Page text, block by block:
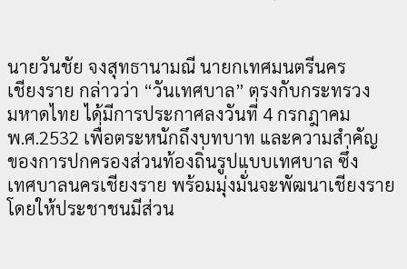
นายวันชัย จงสุทธานามณี นายกเทศมนตรีนคร
เชียงราย กล่าวว่า “วันเทศบาล” ตรงกับกระทรวง
มหาดไทย ได้มีการประกาศลงวันที่ 4 กรกฎาคม
พ.ศ.2532 เพื่อตระหนักถึงบทบาท และความสำคัญ
ของการปกครองส่วนท้องถิ่นรูปแบบเทศบาล ซึ่ง
เทศบาลนครเชียงราย พร้อมมุ่งมั่นจะพัฒนาเชียงราย
โดยให้ประชาชนมีส่วน